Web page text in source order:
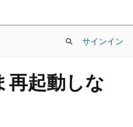
サインイン
起動しな